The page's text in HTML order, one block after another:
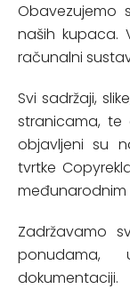
Obavezujemo
naših kupaca.
računalni
Svi sadržaji,
stranicama, te
objavljeni su
tvrtke
međunarodnim
Zadržavamo
ponudama,